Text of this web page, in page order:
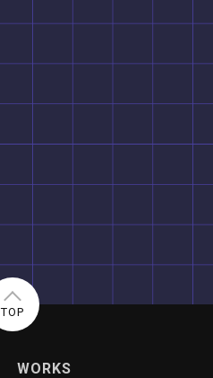
TOP
WORKS